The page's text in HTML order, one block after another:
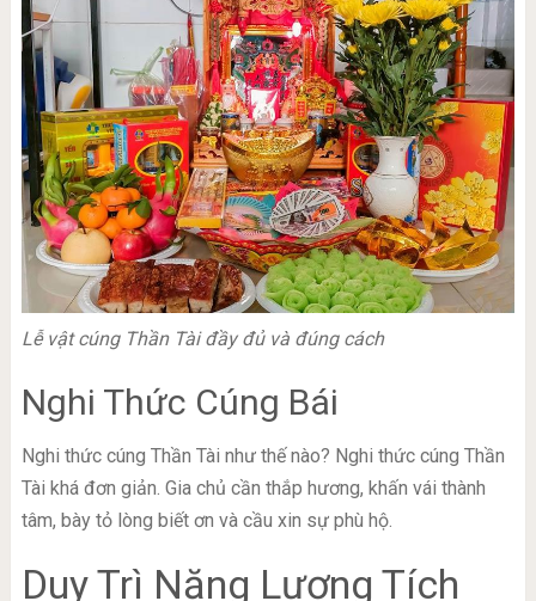
Lễ vật cúng Thần Tài đầy đủ và đúng cách
Nghi Thức Cúng Bái
Nghi thức cúng Thần Tài như thế nào? Nghi thức cúng Thần
Tài khá đơn giản. Gia chủ cần thắp hương, khấn vái thành
tâm, bày tỏ lòng biết ơn và cầu xin sự phù hộ.
Duy Trì Năng Lượng Tích